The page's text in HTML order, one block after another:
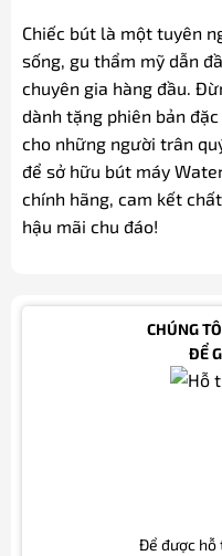
Chiếc bút là một tuyên
sống, gu thẩm mỹ dẫn
chuyên gia hàng đầu.
dành tặng phiên bản
cho những người trân
để sở hữu bút máy
chính hãng, cam kết
hậu mãi chu đáo!
CHÚNG
ĐỂ
Để được hỗ